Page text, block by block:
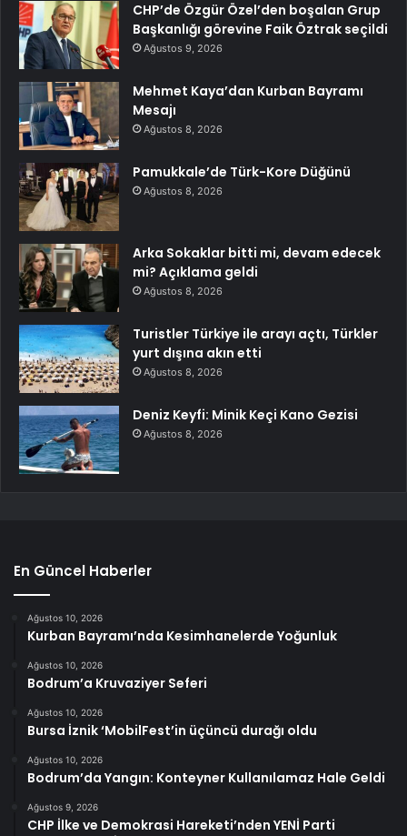
CHP’de Özgür Özel’den boşalan Grup
Başkanlığı görevine Faik Öztrak seçildi
Ağustos 9, 2026
Mehmet Kaya’dan Kurban Bayramı
Mesajı
Ağustos 8, 2026
Pamukkale’de Türk-Kore Düğünü
Ağustos 8, 2026
Arka Sokaklar bitti mi, devam edecek
mi? Açıklama geldi
Ağustos 8, 2026
Turistler Türkiye ile arayı açtı, Türkler
yurt dışına akın etti
Ağustos 8, 2026
Deniz Keyfi: Minik Keçi Kano Gezisi
Ağustos 8, 2026
En Güncel Haberler
Ağustos 10, 2026
Kurban Bayramı’nda Kesimhanelerde Yoğunluk
Ağustos 10, 2026
Bodrum’a Kruvaziyer Seferi
Ağustos 10, 2026
Bursa İznik ‘MobilFest’in üçüncü durağı oldu
Ağustos 10, 2026
Bodrum’da Yangın: Konteyner Kullanılamaz Hale Geldi
Ağustos 9, 2026
CHP İlke ve Demokrasi Hareketi’nden YENİ Parti